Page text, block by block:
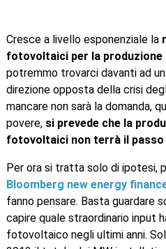
Cresce a livello esponenziale la
fotovoltaici per la produzione
potremmo trovarci davanti ad
direzione opposta della crisi
mancare non sarà la domanda,
povere, si prevede che la
fotovoltaici non terrà il passo
Per ora si tratta solo di ipotesi,
Bloomberg new energy
fanno pensare. Basta guardare
capire quale straordinario input
fotovoltaico negli ultimi anni.